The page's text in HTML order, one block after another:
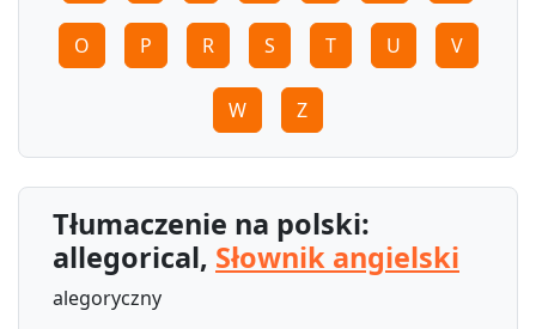
O P R S T U V
W Z
Tłumaczenie na polski:
allegorical, Słownik angielski
alegoryczny